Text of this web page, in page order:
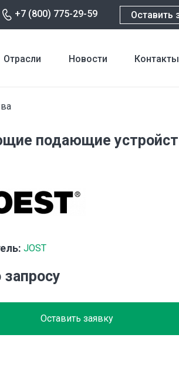
+7 (800) 775-29-59 Оставить
Отрасли Новости Контакты
подающие
JOST
запросу
Оставить заявку